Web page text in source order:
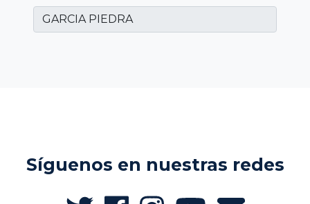
Síguenos en nuestras redes